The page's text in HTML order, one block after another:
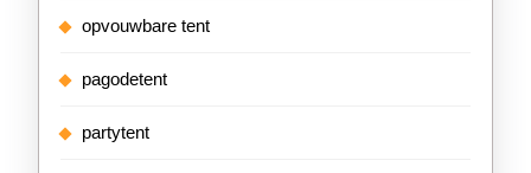
opvouwbare tent
pagodetent
partytent